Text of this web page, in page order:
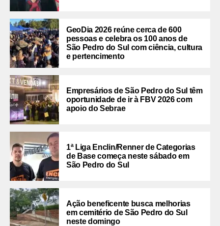
GeoDia 2026 reúne cerca de 600
pessoas e celebra os 100 anos de
São Pedro do Sul com ciência, cultura
e pertencimento
Empresários de São Pedro do Sul têm
oportunidade de ir à FBV 2026 com
apoio do Sebrae
1ª Liga Enclin/Renner de Categorias
de Base começa neste sábado em
São Pedro do Sul
Ação beneficente busca melhorias
em cemitério de São Pedro do Sul
neste domingo